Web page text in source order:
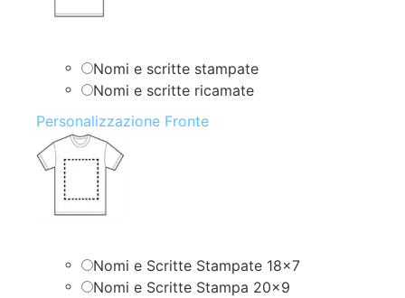
Nomi e scritte stampate
Nomi e scritte ricamate
Personalizzazione Fronte
Nomi e Scritte Stampate 18×7
Nomi e Scritte Stampa 20×9